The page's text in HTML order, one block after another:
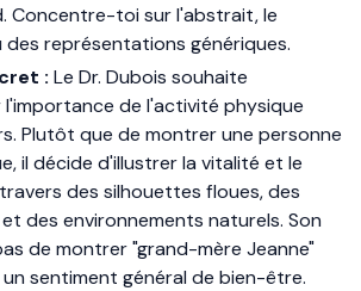
Concentre-toi sur l'abstrait, le
des représentations génériques.
: Le Dr. Dubois souhaite
l'importance de l'activité physique
Plutôt que de montrer une personne
il décide d'illustrer la vitalité et le
des silhouettes floues, des
des environnements naturels. Son
de montrer "grand-mère Jeanne"
sentiment général de bien-être.